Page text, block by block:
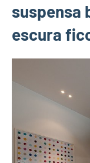
suspensa
escura